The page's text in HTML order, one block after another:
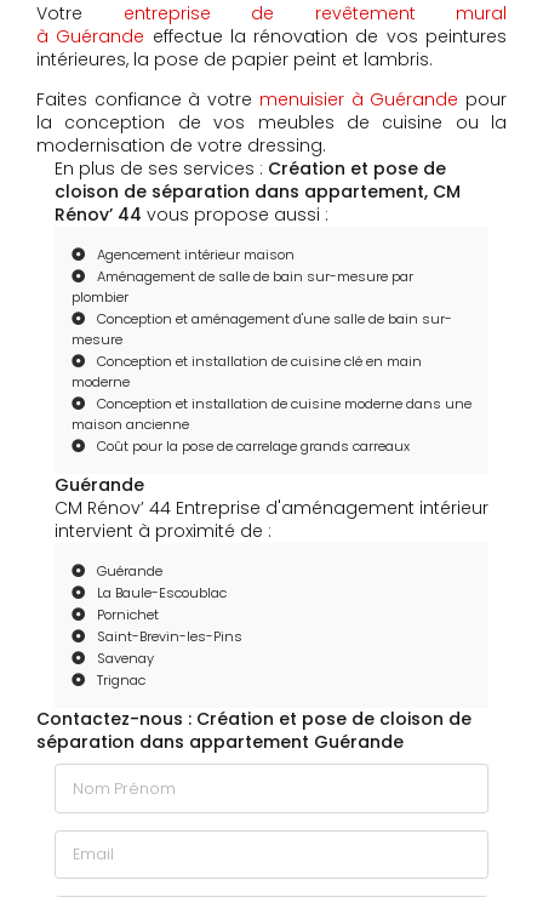
Votre entreprise de revêtement mural
à Guérande effectue la rénovation de vos peintures
intérieures, la pose de papier peint et lambris.
Faites confiance à votre menuisier à Guérande pour
la conception de vos meubles de cuisine ou la
modernisation de votre dressing.
En plus de ses services : Création et pose de
cloison de séparation dans appartement, CM
Rénov’ 44 vous propose aussi :
Agencement intérieur maison
Aménagement de salle de bain sur-mesure par
plombier
Conception et aménagement d'une salle de bain sur-
mesure
Conception et installation de cuisine clé en main
moderne
Conception et installation de cuisine moderne dans une
maison ancienne
Coût pour la pose de carrelage grands carreaux
Guérande
CM Rénov’ 44 Entreprise d'aménagement intérieur
intervient à proximité de :
Guérande
La Baule-Escoublac
Pornichet
Saint-Brevin-les-Pins
Savenay
Trignac
Contactez-nous : Création et pose de cloison de
séparation dans appartement Guérande
Nom Prénom
Email